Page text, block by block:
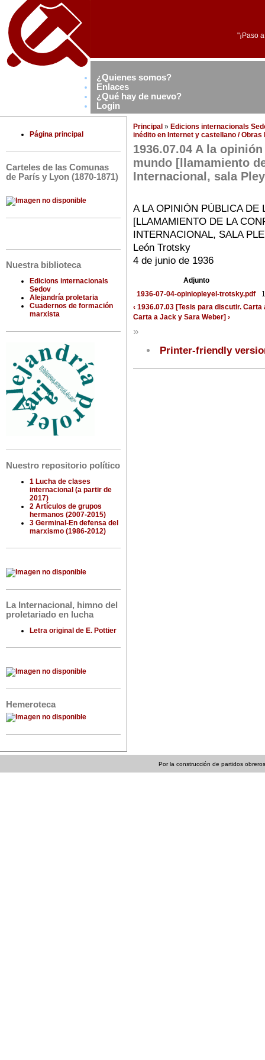
"¡Paso
¿Quienes somos?
Enlaces
¿Qué hay de nuevo?
Login
Página principal
Carteles de las Comunas
de París y Lyon (1870-1871)
Nuestra biblioteca
Edicions internacionals
Sedov
Alejandría proletaria
Cuadernos de formación
marxista
Nuestro repositorio político
1 Lucha de clases
internacional (a partir de
2017)
2 Artículos de grupos
hermanos (2007-2015)
3 Germinal-En defensa del
marxismo (1986-2012)
La Internacional, himno del
proletariado en lucha
Letra original de E. Pottier
Hemeroteca
Principal » Edicions internacionals
inédito en Internet y castellano / Obras
1936.07.04 A la
mundo [llamamiento
Internacional, sala
A LA OPINIÓN PÚBLICA DE
[LLAMAMIENTO DE LA
INTERNACIONAL, SALA
León Trotsky
4 de junio de 1936
Adjunto
1936-07-04-opiniopleyel-trotsky.pdf
‹ 1936.07.03 [Tesis para discutir.
Carta a Jack y Sara Weber] ›
»
Printer-friendly
Por la construcción de partidos